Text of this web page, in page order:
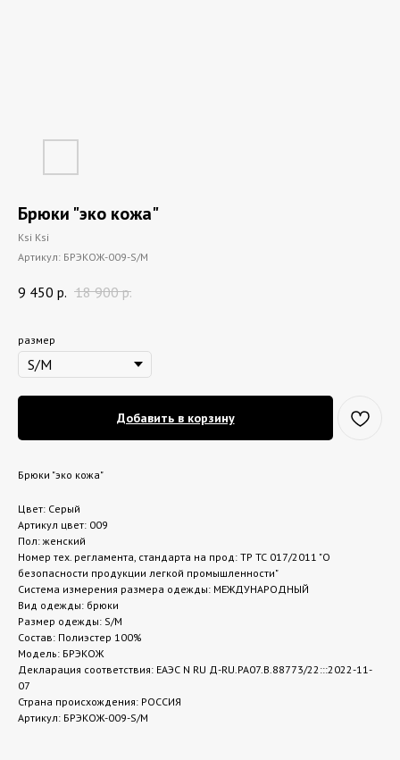
Брюки "эко кожа"
Ksi Ksi
Артикул: БРЭКОЖ-009-S/M
9 450 р. 18 900 р.
размер
Добавить в корзину
Брюки "эко кожа"
Цвет: Серый
Артикул цвет: 009
Пол: женский
Номер тех. регламента, стандарта на прод: ТР ТС 017/2011 "О
безопасности продукции легкой промышленности"
Система измерения размера одежды: МЕЖДУНАРОДНЫЙ
Вид одежды: брюки
Размер одежды: S/M
Состав: Полиэстер 100%
Модель: БРЭКОЖ
Декларация соответствия: ЕАЭС N RU Д-RU.РА07.В.88773/22:::2022-11-
07
Страна происхождения: РОССИЯ
Артикул: БРЭКОЖ-009-S/M